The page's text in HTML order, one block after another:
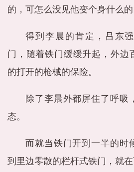
的，可怎么没见他变个身什么的
得到李晨的肯定，吕东
门，随着铁门缓缓升起，外边
的打开的枪械的保险。
除了李晨外都屏住了呼吸
态。
而就当铁门开到一半的时
到里边零散的栏杆式铁门，就在